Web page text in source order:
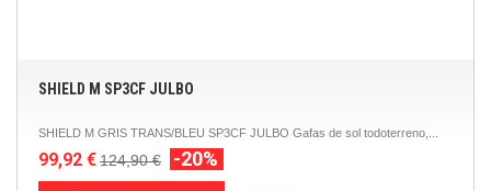
SHIELD M SP3CF JULBO
SHIELD M GRIS TRANS/BLEU SP3CF JULBO Gafas de sol todoterreno,...
99,92 €124,90 € -20%